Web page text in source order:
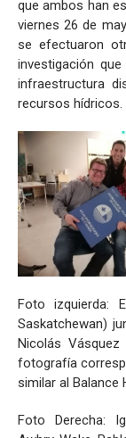
que ambos han
viernes 26 de
se efectuaron
investigación
infraestructura
recursos hídricos.
Foto izquierda:
Saskatchewan)
Nicolás
fotografía
similar al Balance
Foto Derecha: